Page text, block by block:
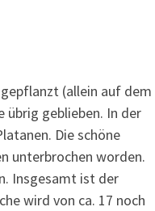
(allein auf dem
übrig geblieben. In der
Die schöne
unterbrochen worden.
Insgesamt ist der
wird von ca. 17 noch